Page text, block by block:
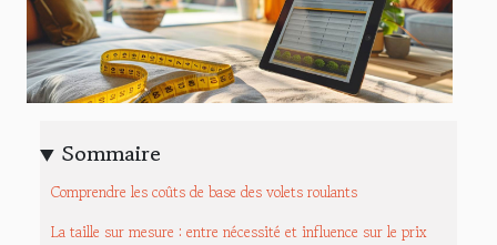
Sommaire
Comprendre les coûts de base des volets roulants
La taille sur mesure : entre nécessité et influence sur le prix